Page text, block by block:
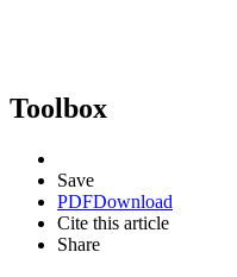
Toolbox
Save
PDFDownload
Cite this article
Share